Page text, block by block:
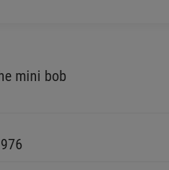
mini bob